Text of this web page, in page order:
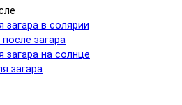
загара в солярии
загара
загара на солнце
загара